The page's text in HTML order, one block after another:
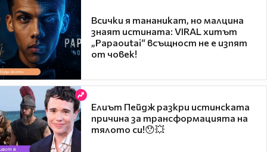
Всички я тананикат, но малцина
знаят истината: VIRAL хитът
„Papaoutai“ всъщност не е изпят
от човек!
Елиът Пейдж разкри истинската
причина за трансформацията на
тялото си!😯💥